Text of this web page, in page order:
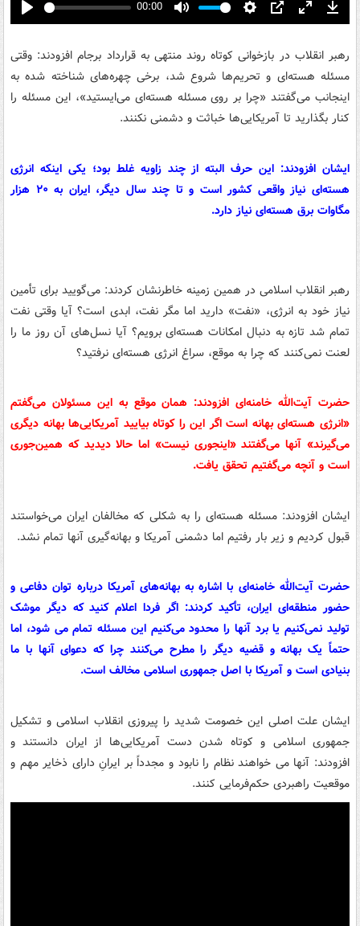
Play
00:00
Mute Settings
PIP Enter
رهبر انقلاب در بازخوانی کوتاه روند منتهی به قرارداد برجام افزودند: وقتی
مسئله هسته‌ای و تحریم‌ها شروع شد، برخی چهره‌های شناخته شده به
اینجانب می‌گفتند «چرا بر روی مسئله هسته‌ای می‌ایستید»، این مسئله را
کنار بگذارید تا آمریکایی‌ها خباثت و دشمنی نکنند.
ایشان افزودند: این حرف البته از چند زاویه غلط بود؛ یکی اینکه انرژی
هسته‌ای نیاز واقعی کشور است و تا چند سال دیگر، ایران به ۲۰ هزار
مگاوات برق هسته‌ای نیاز دارد.
رهبر انقلاب اسلامی در همین زمینه خاطرنشان کردند: می‌گویید برای تأمین
نیاز خود به انرژی، «نفت» دارید اما مگر نفت، ابدی است؟ آیا وقتی نفت
تمام شد تازه به دنبال امکانات هسته‌ای برویم؟ آیا نسل‌های آن روز ما را
لعنت نمی‌کنند که چرا به موقع، سراغ انرژی هسته‌ای نرفتید؟
حضرت آیت‌الله خامنه‌ای افزودند: همان موقع به این مسئولان می‌گفتم
«انرژی هسته‌ای بهانه است اگر این را کوتاه بیایید آمریکایی‌ها بهانه دیگری
می‌گیرند» آنها می‌گفتند «اینجوری نیست» اما حالا دیدید که همین‌جوری
است و آنچه می‌گفتیم تحقق یافت.
ایشان افزودند: مسئله هسته‌ای را به شکلی که مخالفان ایران می‌خواستند
قبول کردیم و زیر بار رفتیم اما دشمنی آمریکا و بهانه‌گیری آنها تمام نشد.
حضرت آیت‌الله خامنه‌ای با اشاره به بهانه‌های آمریکا درباره توان دفاعی و
حضور منطقه‌ای ایران، تأکید کردند: اگر فردا اعلام کنید که دیگر موشک
تولید نمی‌کنیم یا برد آنها را محدود می‌کنیم این مسئله تمام می شود، اما
حتماً یک بهانه و قضیه دیگر را مطرح می‌کنند چرا که دعوای آنها با ما
بنیادی است و آمریکا با اصل جمهوری اسلامی مخالف است.
ایشان علت اصلی این خصومت شدید را پیروزی انقلاب اسلامی و تشکیل
جمهوری اسلامی و کوتاه شدن دست آمریکایی‌ها از ایران دانستند و
افزودند: آنها می خواهند نظام را نابود و مجدداً بر ایرانِ دارای ذخایر مهم و
موقعیت راهبردی حکم‌فرمایی کنند.